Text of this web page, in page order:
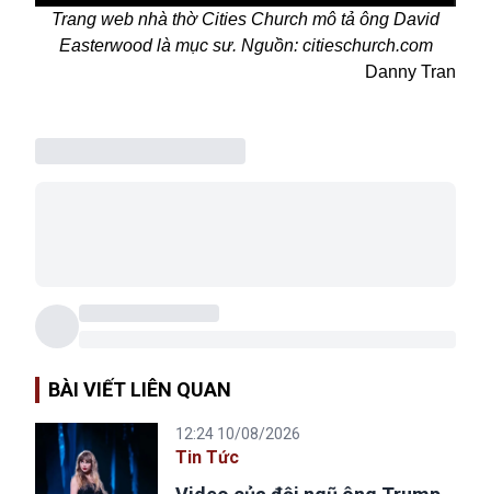
Trang web nhà thờ Cities Church mô tả ông David
Easterwood là mục sư. Nguồn: citieschurch.com
Danny Tran
BÀI VIẾT LIÊN QUAN
12:24 10/08/2026
Tin Tức